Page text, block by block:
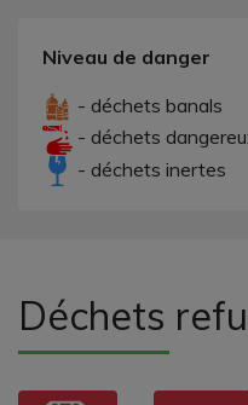
Niveau de danger
- déchets banals
- déchets
- déchets inertes
Déchets